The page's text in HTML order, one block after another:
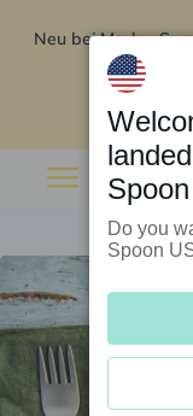
Neu bei Marley
Rabatt
Do you
Spoon